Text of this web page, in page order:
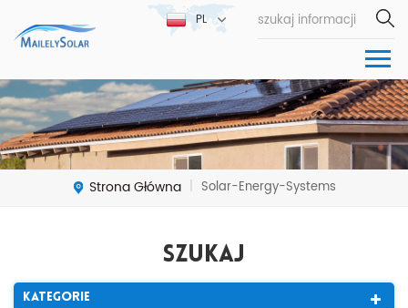
PL
Strona Główna | Solar-Energy-Systems
Szukaj
Kategorie